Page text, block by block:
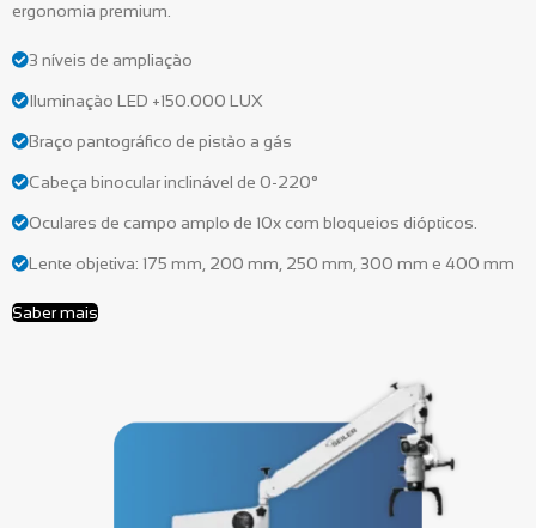
ergonomia premium.
3 níveis de ampliação
Iluminação LED +150.000 LUX
Braço pantográfico de pistão a gás
Cabeça binocular inclinável de 0-220°
Oculares de campo amplo de 10x com bloqueios diópticos.
Lente objetiva: 175 mm, 200 mm, 250 mm, 300 mm e 400 mm
Saber mais